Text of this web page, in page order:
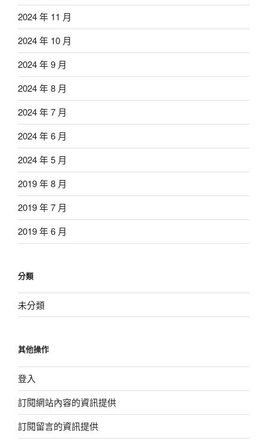
2024 年 11 月
2024 年 10 月
2024 年 9 月
2024 年 8 月
2024 年 7 月
2024 年 6 月
2024 年 5 月
2019 年 8 月
2019 年 7 月
2019 年 6 月
分類
未分類
其他操作
登入
訂閱網站內容的資訊提供
訂閱留言的資訊提供